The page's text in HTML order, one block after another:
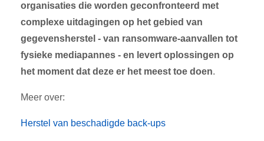
organisaties die worden geconfronteerd met
complexe uitdagingen op het gebied van
gegevensherstel - van ransomware-aanvallen tot
fysieke mediapannes - en levert oplossingen op
het moment dat deze er het meest toe doen.
Meer over:
Herstel van beschadigde back-ups